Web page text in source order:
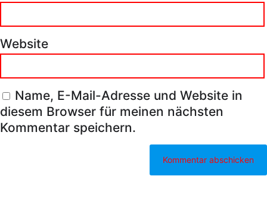
Website
Name, E-Mail-Adresse und Website in
diesem Browser für meinen nächsten
Kommentar speichern.